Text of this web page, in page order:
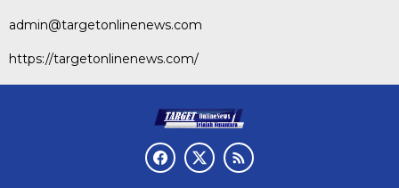
admin@targetonlinenews.com
https://targetonlinenews.com/